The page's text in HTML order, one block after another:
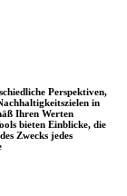
Perspektiven,
in
Ihren Werten
bieten Einblicke, die
Zwecks jedes